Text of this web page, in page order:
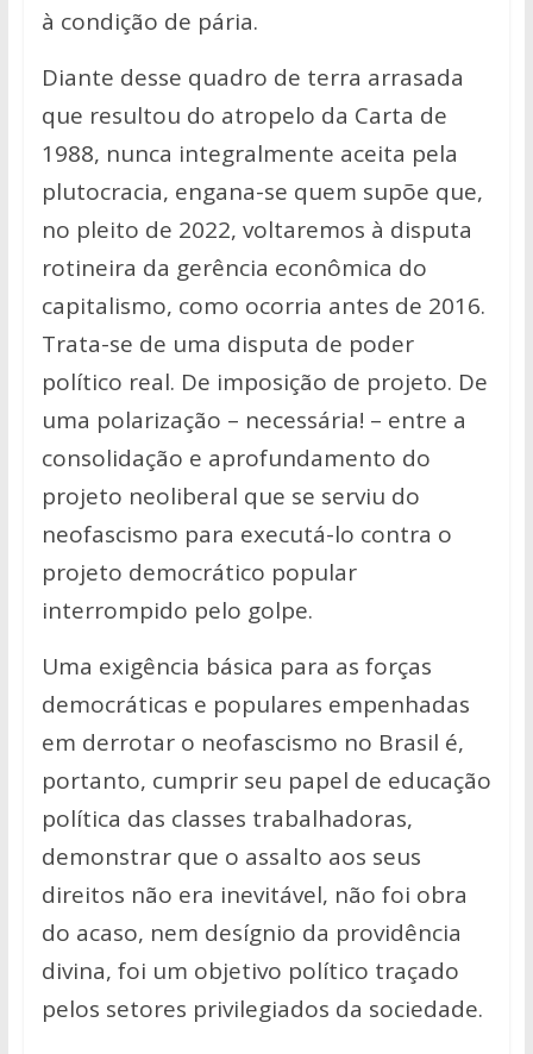
à condição de pária.
Diante desse quadro de terra arrasada
que resultou do atropelo da Carta de
1988, nunca integralmente aceita pela
plutocracia, engana-se quem supõe que,
no pleito de 2022, voltaremos à disputa
rotineira da gerência econômica do
capitalismo, como ocorria antes de 2016.
Trata-se de uma disputa de poder
político real. De imposição de projeto. De
uma polarização – necessária! – entre a
consolidação e aprofundamento do
projeto neoliberal que se serviu do
neofascismo para executá-lo contra o
projeto democrático popular
interrompido pelo golpe.
Uma exigência básica para as forças
democráticas e populares empenhadas
em derrotar o neofascismo no Brasil é,
portanto, cumprir seu papel de educação
política das classes trabalhadoras,
demonstrar que o assalto aos seus
direitos não era inevitável, não foi obra
do acaso, nem desígnio da providência
divina, foi um objetivo político traçado
pelos setores privilegiados da sociedade.